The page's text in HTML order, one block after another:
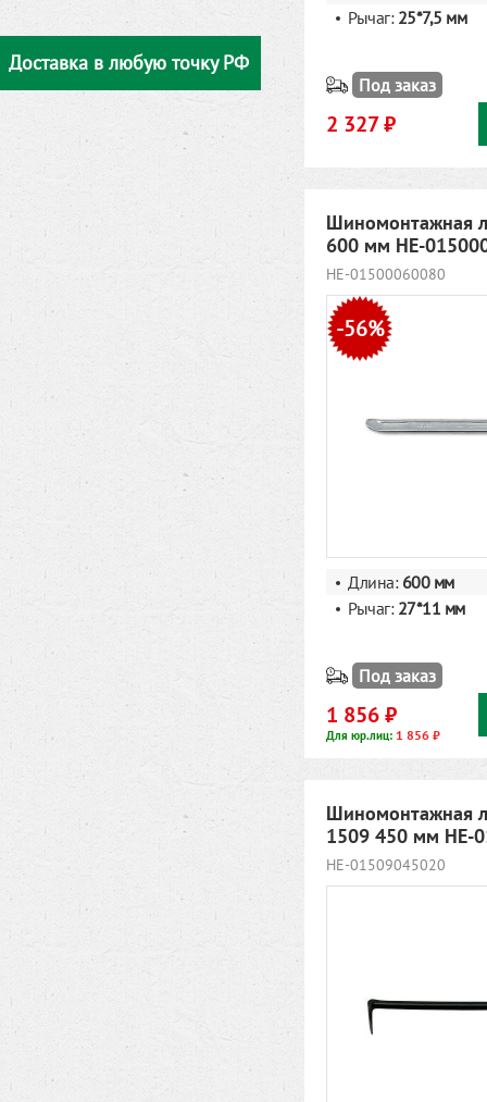
Доставка в любую точку РФ
Рычаг: 25*7,5 мм
Под заказ
2 327 ₽
Шиномонтажная
600 мм HE-
HE-01500060080
-56%
Длина: 600 мм
Рычаг: 27*11 мм
Под заказ
1 856 ₽
Для юр.лиц: 1 856 ₽
Шиномонтажная
1509 450 мм HE-
HE-01509045020